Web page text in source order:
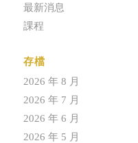
最新消息
課程
存檔
2026 年 8 月
2026 年 7 月
2026 年 6 月
2026 年 5 月